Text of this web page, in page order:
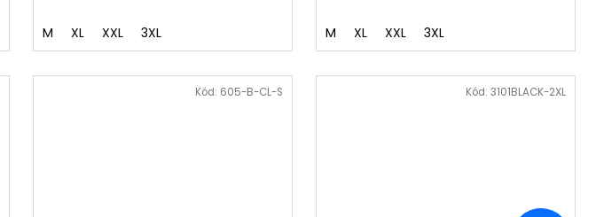
M XL XXL 3XL M XL XXL 3XL
Kód: 605-B-CL-S Kód: 3101BLACK-2XL